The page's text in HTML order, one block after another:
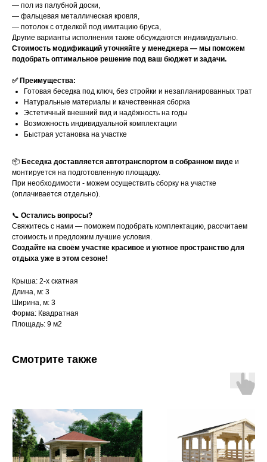
— пол из палубной доски,
— фальцевая металлическая кровля,
— потолок с отделкой под имитацию бруса,
Другие варианты исполнения также обсуждаются индивидуально.
Стоимость модификаций уточняйте у менеджера — мы поможем
подобрать оптимальное решение под ваш бюджет и задачи.
✅ Преимущества:
Готовая беседка под ключ, без стройки и незапланированных трат
Натуральные материалы и качественная сборка
Эстетичный внешний вид и надёжность на годы
Возможность индивидуальной комплектации
Быстрая установка на участке
📦 Беседка доставляется автотранспортом в собранном виде и
монтируется на подготовленную площадку.
При необходимости - можем осуществить сборку на участке
(оплачивается отдельно).
📞 Остались вопросы?
Свяжитесь с нами — поможем подобрать комплектацию, рассчитаем
стоимость и предложим лучшие условия.
Создайте на своём участке красивое и уютное пространство для
отдыха уже в этом сезоне!
Крыша: 2-х скатная
Длина, м: 3
Ширина, м: 3
Форма: Квадратная
Площадь: 9 м2
Смотрите также
Каталог
Выставочная площадка
Оплата и кредитование